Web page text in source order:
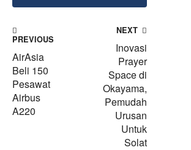
PREVIOUS
AirAsia
Beli 150
Pesawat
Airbus
A220
NEXT
Inovasi
Prayer
Space di
Okayama,
Pemudah
Urusan
Untuk
Solat